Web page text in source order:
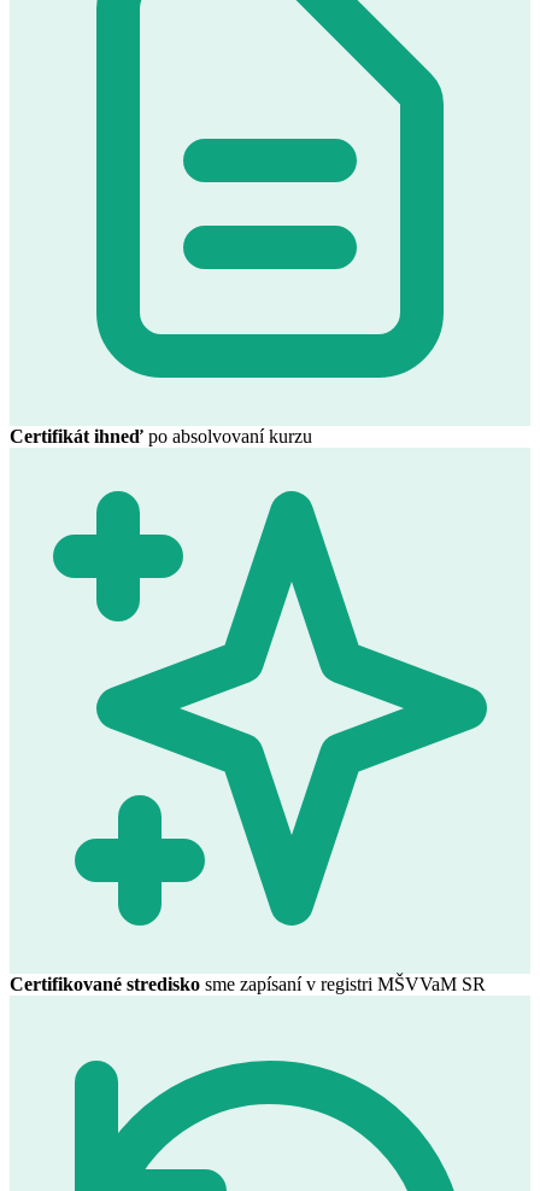
Certifikát ihneď po absolvovaní kurzu
Certifikované stredisko sme zapísaní v registri MŠVVaM SR